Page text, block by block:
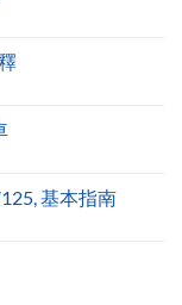
基本指南